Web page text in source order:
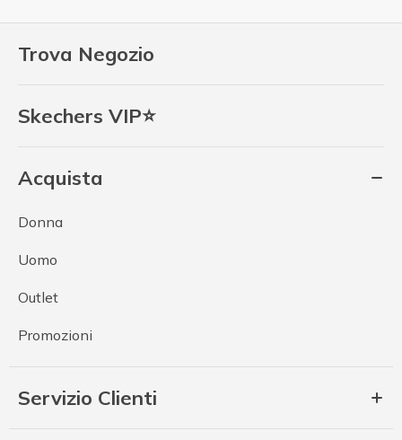
Trova Negozio
Skechers VIP⭐
Acquista
Donna
Uomo
Outlet
Promozioni
Servizio Clienti